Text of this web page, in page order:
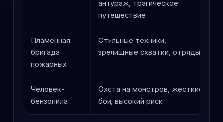
антураж, трагическое
путешествие
Пламенная
бригада
пожарных
Стильные техники,
зрелищные схватки, отряды
Человек-
бензопила
Охота на монстров, жесткие
бои, высокий риск